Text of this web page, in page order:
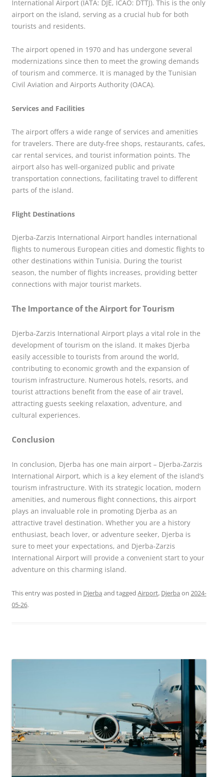
International Airport (IATA: DJE, ICAO: DTTJ). This is the only
airport on the island, serving as a crucial hub for both
tourists and residents.
The airport opened in 1970 and has undergone several
modernizations since then to meet the growing demands
of tourism and commerce. It is managed by the Tunisian
Civil Aviation and Airports Authority (OACA).
Services and Facilities
The airport offers a wide range of services and amenities
for travelers. There are duty-free shops, restaurants, cafes,
car rental services, and tourist information points. The
airport also has well-organized public and private
transportation connections, facilitating travel to different
parts of the island.
Flight Destinations
Djerba-Zarzis International Airport handles international
flights to numerous European cities and domestic flights to
other destinations within Tunisia. During the tourist
season, the number of flights increases, providing better
connections with major tourist markets.
The Importance of the Airport for Tourism
Djerba-Zarzis International Airport plays a vital role in the
development of tourism on the island. It makes Djerba
easily accessible to tourists from around the world,
contributing to economic growth and the expansion of
tourism infrastructure. Numerous hotels, resorts, and
tourist attractions benefit from the ease of air travel,
attracting guests seeking relaxation, adventure, and
cultural experiences.
Conclusion
In conclusion, Djerba has one main airport – Djerba-Zarzis
International Airport, which is a key element of the island’s
tourism infrastructure. With its strategic location, modern
amenities, and numerous flight connections, this airport
plays an invaluable role in promoting Djerba as an
attractive travel destination. Whether you are a history
enthusiast, beach lover, or adventure seeker, Djerba is
sure to meet your expectations, and Djerba-Zarzis
International Airport will provide a convenient start to your
adventure on this charming island.
This entry was posted in Djerba and tagged Airport, Djerba on 2024-
05-26.